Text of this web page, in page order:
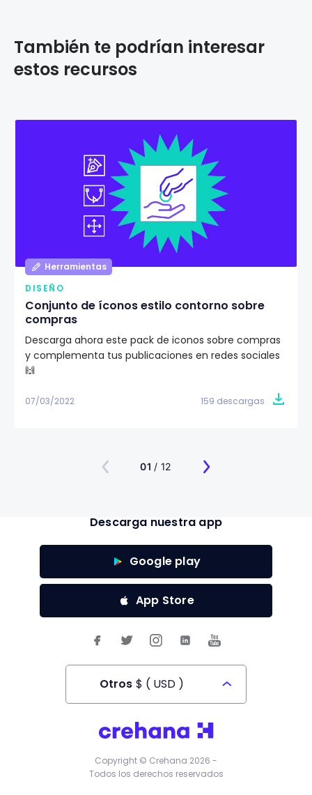
También te podrían interesar
estos recursos
Herramientas
DISEÑO
Conjunto de íconos estilo contorno sobre
compras
Descarga ahora este pack de iconos sobre compras
y complementa tus publicaciones en redes sociales
🙌
07/03/2022 159 descargas
01 / 12
Descarga nuestra app
Google play
App Store
Otros $ ( USD )
Todos los derechos reservados